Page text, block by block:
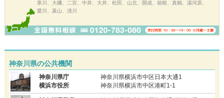
寒川、大磯、二宮、中井、大井、松田、山北、開成、箱根、真鶴、湯河原、
愛川、葉山、清川
神奈川県の公共機関
神奈川県庁
横浜市役所
神奈川県横浜市中区日本大通1
神奈川県横浜市中区港町1-1